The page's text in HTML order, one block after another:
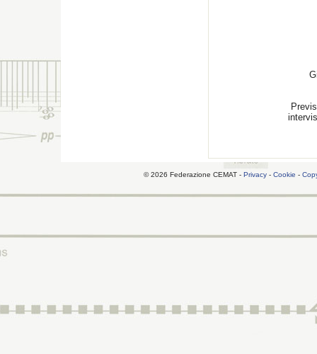
© 2026 Federazione CEMAT - Privacy - Cookie -